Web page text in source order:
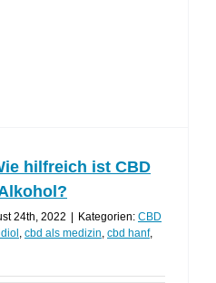
hilfreich ist CBD
24th, 2022 | Kategorien: CBD
cbd als medizin cbd hanf,